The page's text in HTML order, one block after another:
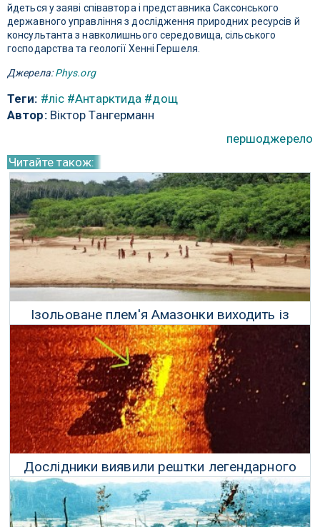
йдеться у заяві співавтора і представника Саксонського
державного управління з дослідження природних ресурсів й
консультанта з навколишнього середовища, сільського
господарства та геології Хенні Гершеля.
Джерела:Phys.org
Теги: #ліс #Антарктида #дощ
Автор:Віктор Тангерманн
першоджерело
Читайте також:
Ізольоване плем'я Амазонки виходить із
тропічного лісу
18 Липня 2024 р.
Дослідники виявили рештки легендарного
корабля за допомогою гідролокатора
16 Червня 2024 р.